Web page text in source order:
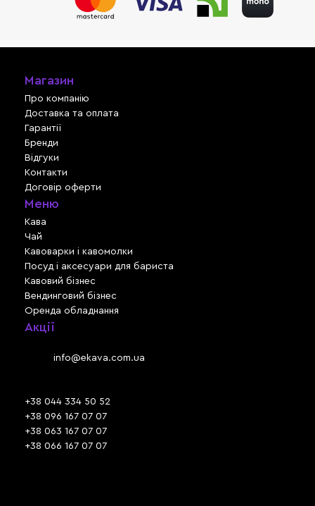
Магазин
Про компанію
Доставка та оплата
Гарантії
Бренди
Відгуки
Контакти
Договір оферти
Меню
Кава
Чай
Кавоварки і кавомолки
Посуд і аксесуари для бариста
Кавовий бізнес
Вендинговий бізнес
Оренда обладнання
Акції
info@ekava.com.ua
+38 044 334 50 52
+38 096 167 07 07
+38 063 167 07 07
+38 066 167 07 07